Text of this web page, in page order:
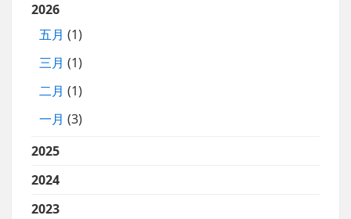
2026
五月 (1)
三月 (1)
二月 (1)
一月 (3)
2025
2024
2023